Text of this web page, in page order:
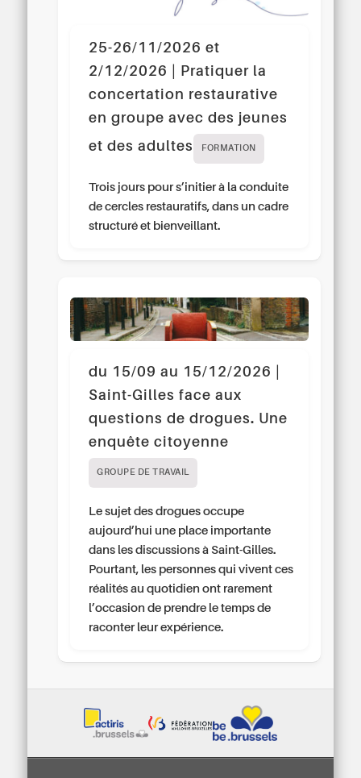
25-26/11/2026 et
2/12/2026 | Pratiquer la
concertation restaurative
en groupe avec des jeunes
et des adultes
FORMATION
Trois jours pour s’initier à la conduite
de cercles restauratifs, dans un cadre
structuré et bienveillant.
du 15/09 au 15/12/2026 |
Saint-Gilles face aux
questions de drogues. Une
enquête citoyenne
GROUPE DE TRAVAIL
Le sujet des drogues occupe
aujourd’hui une place importante
dans les discussions à Saint-Gilles.
Pourtant, les personnes qui vivent ces
réalités au quotidien ont rarement
l’occasion de prendre le temps de
raconter leur expérience.